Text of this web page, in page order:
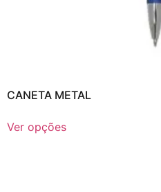
CANETA METAL
Ver opções